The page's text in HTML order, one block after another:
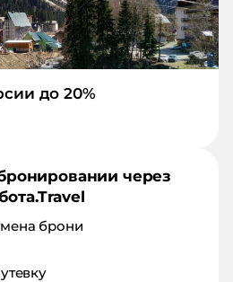
до 20%
через
брони